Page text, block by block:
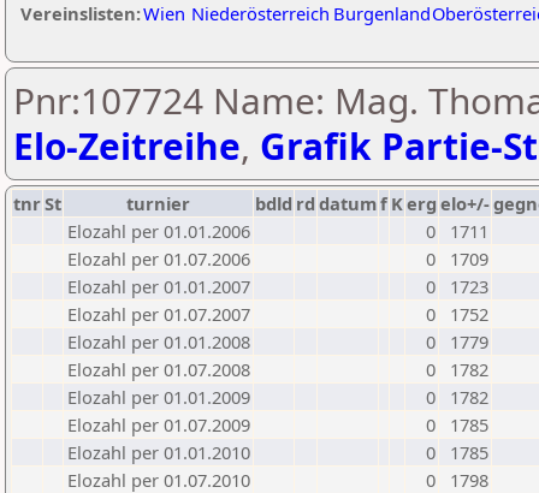
Vereinslisten:Wien Niederösterreich Burgenland
Pnr:107724 Name: Mag.
Elo-Zeitreihe, Grafik Partie-
tnrSt turnier bdld rd datumf Kerg elo+/-
Elozahl per 01.01.2006
0
1711
Elozahl per 01.07.2006
0
1709
Elozahl per 01.01.2007
0
1723
Elozahl per 01.07.2007
0
1752
Elozahl per 01.01.2008
0
1779
Elozahl per 01.07.2008
0
1782
Elozahl per 01.01.2009
0
1782
Elozahl per 01.07.2009
0
1785
Elozahl per 01.01.2010
0
1785
Elozahl per 01.07.2010
0
1798